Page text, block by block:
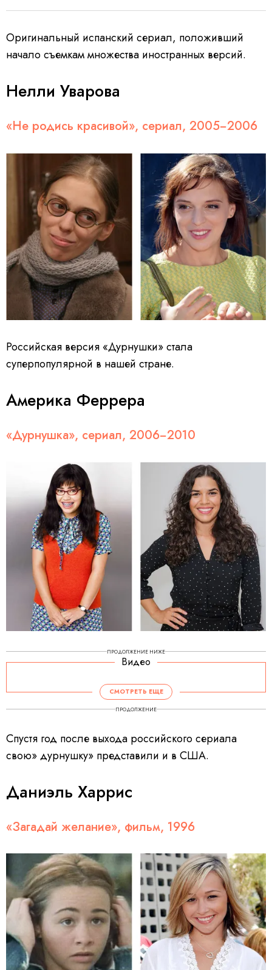
Оригинальный испанский сериал, положивший
начало съемкам множества иностранных версий.
Нелли Уварова
«Не родись красивой», сериал, 2005−2006
Российская версия «Дурнушки» стала
суперпопулярной в нашей стране.
Америка Феррера
«Дурнушка», сериал, 2006−2010
ПРОДОЛЖЕНИЕ НИЖЕ
Видео
СМОТРЕТЬ ЕЩЕ
ПРОДОЛЖЕНИЕ
Спустя год после выхода российского сериала
свою» дурнушку» представили и в США.
Даниэль Харрис
«Загадай желание», фильм, 1996